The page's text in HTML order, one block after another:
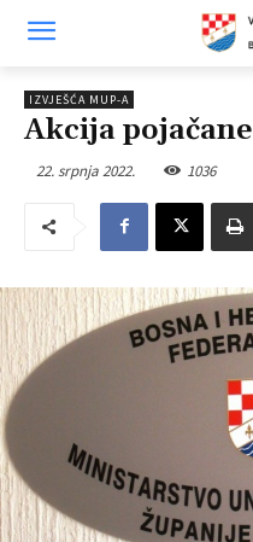
IZVJEŠĆA MUP-A
Akcija
22. srpnja 2022. 1036